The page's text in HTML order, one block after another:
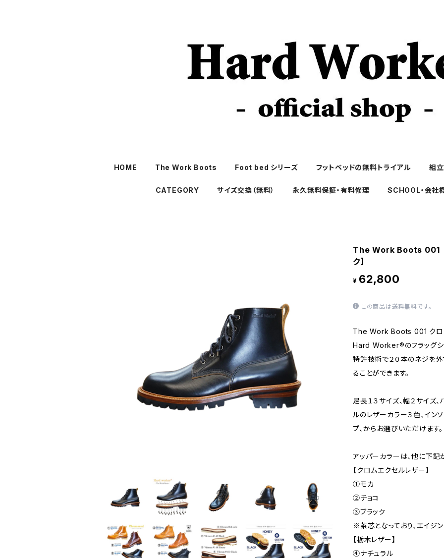
HOME The Work Boots Foot bed シリーズ フットベッドの無料トライアル 組
CATEGORY サイズ交換（無料） 永久無料保証・有料修理 SCHOOL・会社
The Work Boots 001
ク】
¥ 62,800
この商品は送料無料です。
The Work Boots 001 クロム
Hard Worker®のフラッグシ
特許技術で２０本のネジを外
ることができます。
足長１３サイズ、幅２サイズ
ルのレザーカラー３色、イン
プ、からお選びいただけます。
アッパーカラーは、他に下記
【クロムエクセルレザー】
①モカ
②チョコ
③ブラック
※茶芯となっており、エイジ
【栃木レザー】
④ナチュラル